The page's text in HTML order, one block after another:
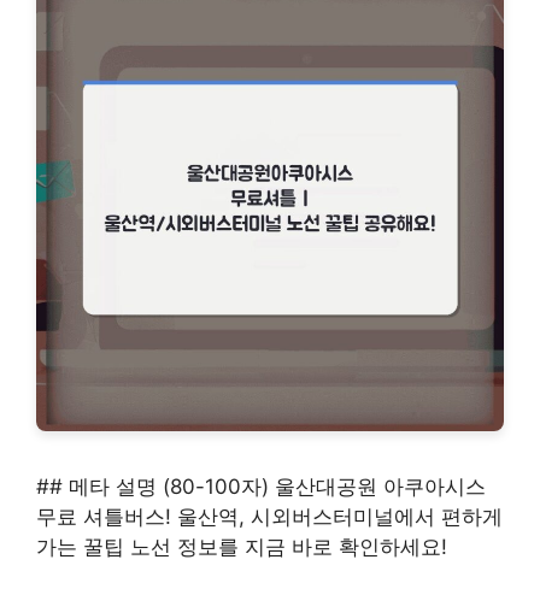
## 메타 설명 (80-100자) 울산대공원 아쿠아시스
무료 셔틀버스! 울산역, 시외버스터미널에서 편하게
가는 꿀팁 노선 정보를 지금 바로 확인하세요!